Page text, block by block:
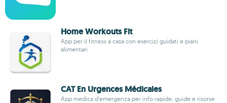
Home Workouts Fit
App per il fitness a casa con esercizi guidati e piani
alimentari
CAT En Urgences Médicales
App medica d'emergenza per info rapide, guide e risorse